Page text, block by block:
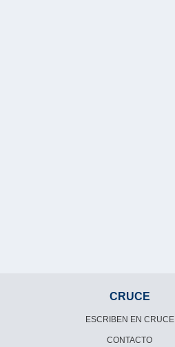
CRUCE
ESCRIBEN EN CRUCE
CONTACTO